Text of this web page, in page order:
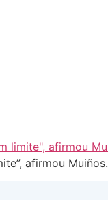
afirmou Muiños.